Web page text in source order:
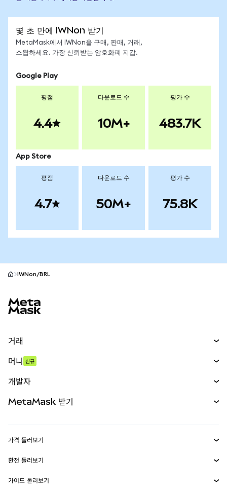
몇 초 만에 IWNon 받기
MetaMask에서 IWNon을 구매, 판매, 거래,
스왑하세요. 가장 신뢰받는 암호화폐 지갑.
Google Play
평점
4.4
다운로드 수
10M+
평가 수
483.7K
App Store
평점
4.7
다운로드 수
50M+
평가 수
75.8K
IWNon/BRL
거래
무기한 선물
실물자산
머니 신규
개발자
MetaMask Connect
Snaps
MetaMask 받기
보안
가격 둘러보기
이더리움 가격
솔라나 가격
환전 둘러보기
ETH를 USD로 환전
가이드 둘러보기